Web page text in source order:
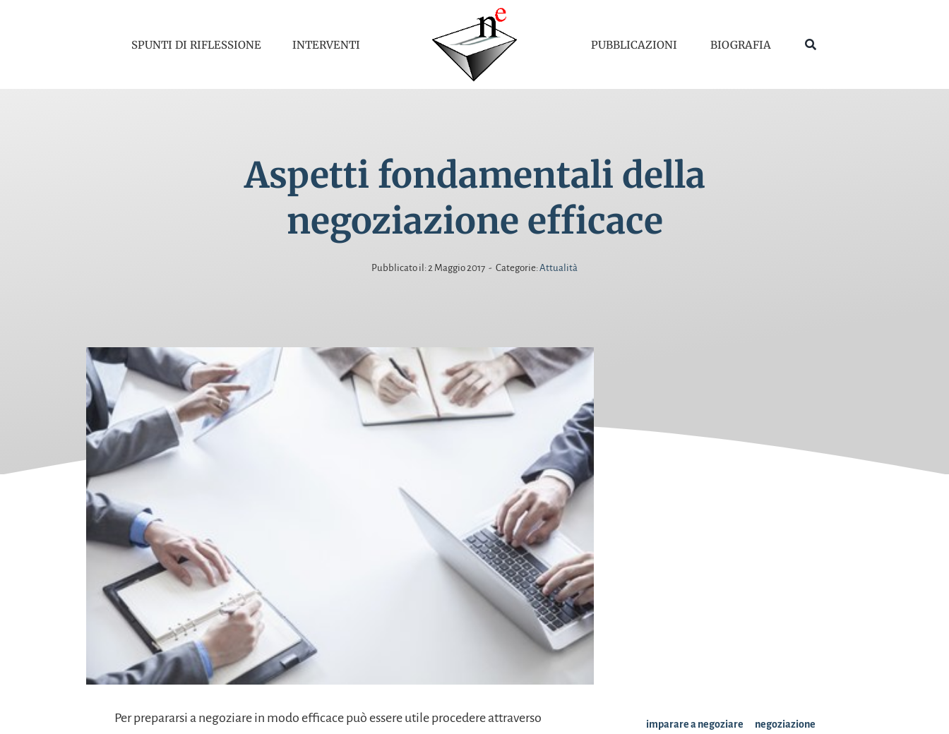
SPUNTI DI RIFLESSIONE INTERVENTI PUBBLICAZIONI BIOGRAFIA
Aspetti fondamentali della
negoziazione efficace
Pubblicato il: 2 Maggio 2017 - Categorie:Attualità
Per prepararsi a negoziare in modo efficace può essere utile procedere attraverso
imparare a negoziare negoziazione